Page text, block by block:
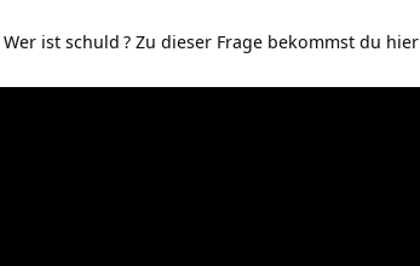
ist schuld ? Zu dieser Frage bekommst du hier